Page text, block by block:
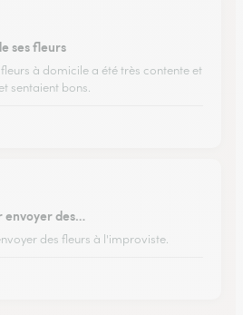
ses fleurs
à domicile a été très contente et
sentaient bons.
envoyer des…
des fleurs à l'improviste.